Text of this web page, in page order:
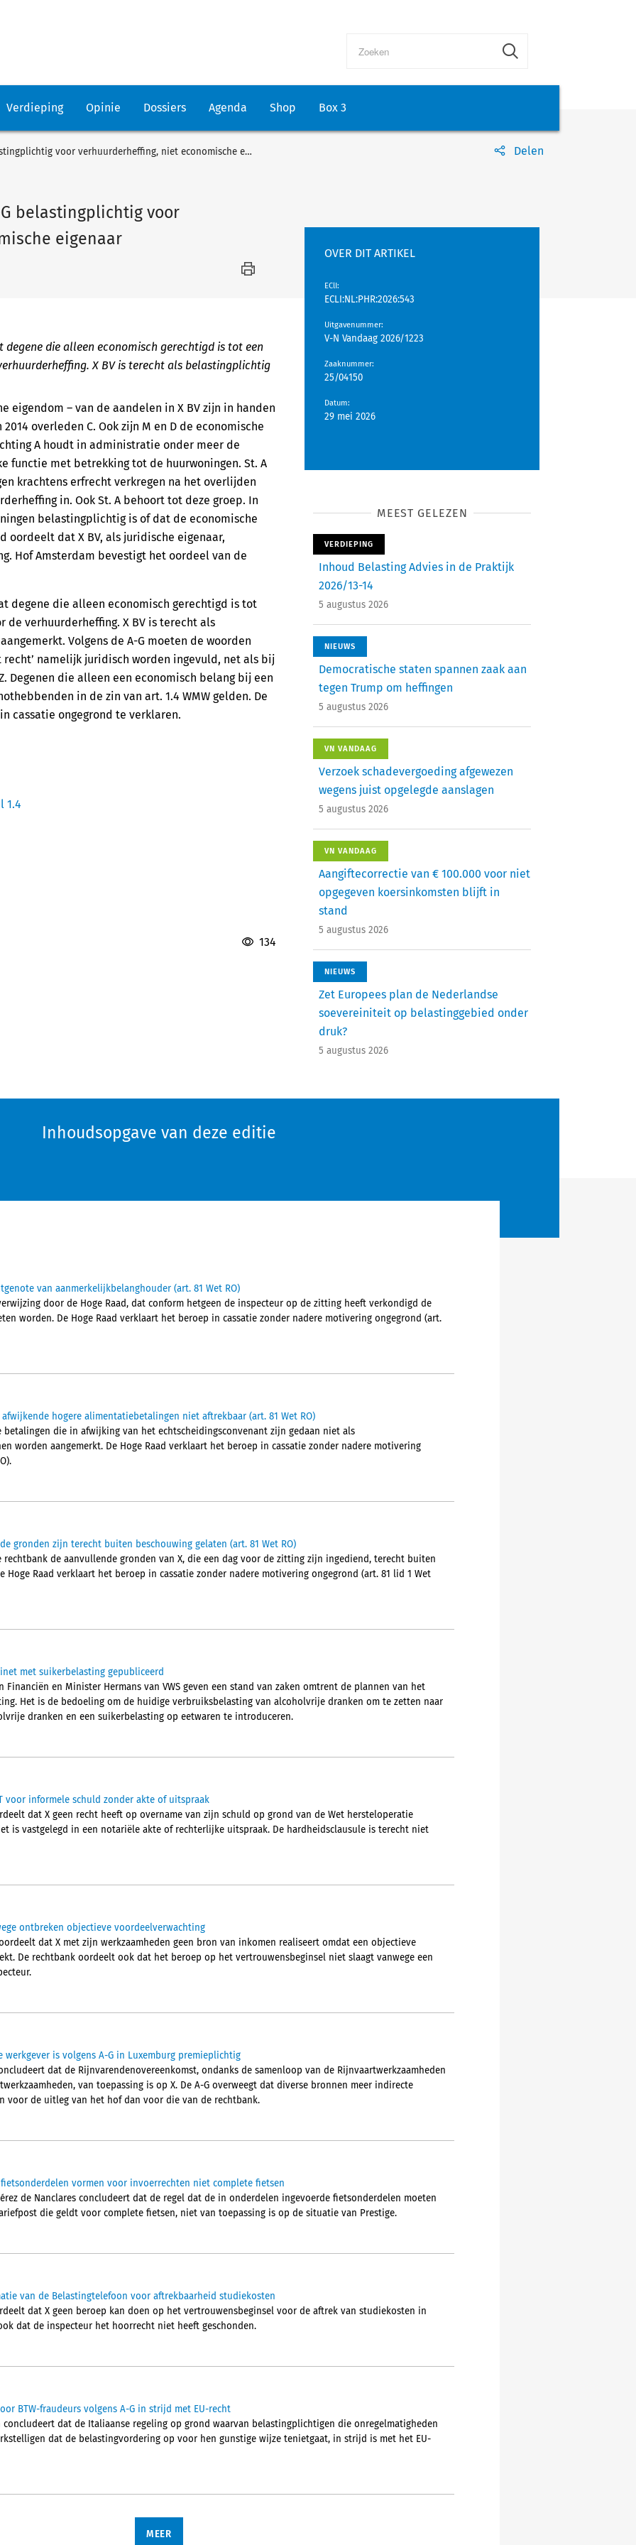
Verdieping Opinie Dossiers Agenda Shop Box 3
Juridische eigenaar volgens A-G belastingplichtig voor verhuurderheffing, niet economische eigenaar Delen
belastingplichtig voor
eigenaar
die alleen economisch gerechtigd is tot een
X BV is terecht als belastingplichtig
eigendom – van de aandelen in X BV zijn in handen
overleden C. Ook zijn M en D de economische
A houdt in administratie onder meer de
functie met betrekking tot de huurwoningen. St. A
krachtens erfrecht verkregen na het overlijden
in. Ook St. A behoort tot deze groep. In
belastingplichtig is of dat de economische
oordeelt dat X BV, als juridische eigenaar,
Hof Amsterdam bevestigt het oordeel van de
degene die alleen economisch gerechtigd is tot
verhuurderheffing. X BV is terecht als
Volgens de A-G moeten de woorden
namelijk juridisch worden ingevuld, net als bij
Degenen die alleen een economisch belang bij een
in de zin van art. 1.4 WMW gelden. De
cassatie ongegrond te verklaren.
1.4
134
OVER DIT ARTIKEL
EClI:
ECLI:NL:PHR:2026:543
Uitgavenummer:
V-N Vandaag 2026/1223
Zaaknummer:
25/04150
Datum:
29 mei 2026
MEEST GELEZEN
VERDIEPING
Inhoud Belasting Advies in de Praktijk
2026/13-14
5 augustus 2026
NIEUWS
Democratische staten spannen zaak aan
tegen Trump om heffingen
5 augustus 2026
VN VANDAAG
Verzoek schadevergoeding afgewezen
wegens juist opgelegde aanslagen
5 augustus 2026
VN VANDAAG
Aangiftecorrectie van € 100.000 voor niet
opgegeven koersinkomsten blijft in
stand
5 augustus 2026
NIEUWS
Zet Europees plan de Nederlandse
soevereiniteit op belastinggebied onder
druk?
5 augustus 2026
Inhoudsopgave van deze editie
van aanmerkelijkbelanghouder (art. 81 Wet RO)
door de Hoge Raad, dat conform hetgeen de inspecteur op de zitting heeft verkondigd de
worden. De Hoge Raad verklaart het beroep in cassatie zonder nadere motivering ongegrond (art.
hogere alimentatiebetalingen niet aftrekbaar (art. 81 Wet RO)
betalingen die in afwijking van het echtscheidingsconvenant zijn gedaan niet als
worden aangemerkt. De Hoge Raad verklaart het beroep in cassatie zonder nadere motivering
gronden zijn terecht buiten beschouwing gelaten (art. 81 Wet RO)
rechtbank de aanvullende gronden van X, die een dag voor de zitting zijn ingediend, terecht buiten
Hoge Raad verklaart het beroep in cassatie zonder nadere motivering ongegrond (art. 81 lid 1 Wet
met suikerbelasting gepubliceerd
Financiën en Minister Hermans van VWS geven een stand van zaken omtrent de plannen van het
Het is de bedoeling om de huidige verbruiksbelasting van alcoholvrije dranken om te zetten naar
dranken en een suikerbelasting op eetwaren te introduceren.
voor informele schuld zonder akte of uitspraak
dat X geen recht heeft op overname van zijn schuld op grond van de Wet hersteloperatie
is vastgelegd in een notariële akte of rechterlijke uitspraak. De hardheidsclausule is terecht niet
ontbreken objectieve voordeelverwachting
dat X met zijn werkzaamheden geen bron van inkomen realiseert omdat een objectieve
De rechtbank oordeelt ook dat het beroep op het vertrouwensbeginsel niet slaagt vanwege een
werkgever is volgens A-G in Luxemburg premieplichtig
dat de Rijnvarendenovereenkomst, ondanks de samenloop van de Rijnvaartwerkzaamheden
van toepassing is op X. De A-G overweegt dat diverse bronnen meer indirecte
voor de uitleg van het hof dan voor die van de rechtbank.
vormen voor invoerrechten niet complete fietsen
de Nanclares concludeert dat de regel dat de in onderdelen ingevoerde fietsonderdelen moeten
die geldt voor complete fietsen, niet van toepassing is op de situatie van Prestige.
van de Belastingtelefoon voor aftrekbaarheid studiekosten
dat X geen beroep kan doen op het vertrouwensbeginsel voor de aftrek van studiekosten in
dat de inspecteur het hoorrecht niet heeft geschonden.
BTW-fraudeurs volgens A-G in strijd met EU-recht
concludeert dat de Italiaanse regeling op grond waarvan belastingplichtigen die onregelmatigheden
dat de belastingvordering op voor hen gunstige wijze tenietgaat, in strijd is met het EU-
MEER